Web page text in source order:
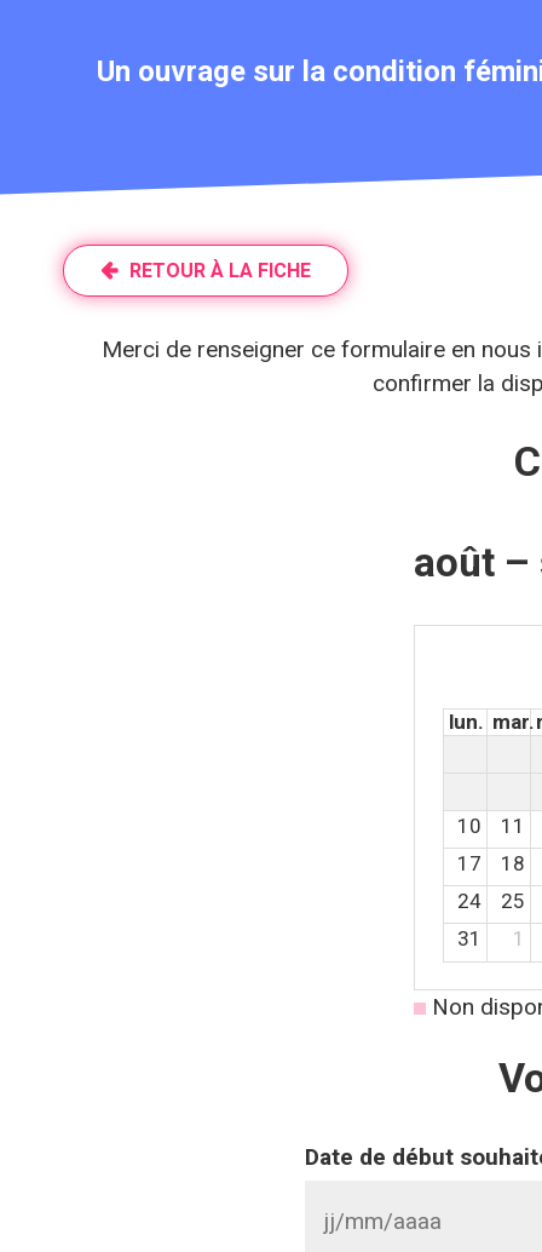
Un ouvrage sur la condition
RETOUR À LA FICHE
Merci de renseigner ce formulaire en
confirmer la
août –
lun. mar.
10
11
17
18
24
25
31
1
Non
Date de début